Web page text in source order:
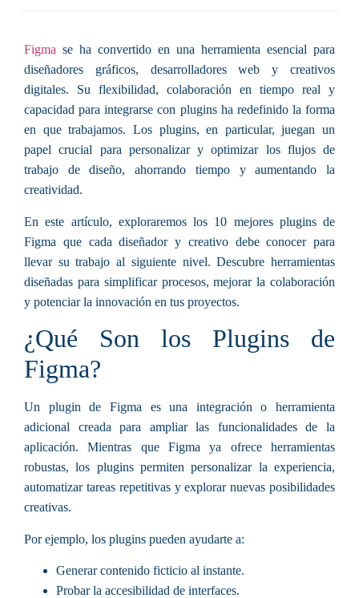
Figma se ha convertido en una herramienta esencial para
diseñadores gráficos, desarrolladores web y creativos
digitales. Su flexibilidad, colaboración en tiempo real y
capacidad para integrarse con plugins ha redefinido la forma
en que trabajamos. Los plugins, en particular, juegan un
papel crucial para personalizar y optimizar los flujos de
trabajo de diseño, ahorrando tiempo y aumentando la
creatividad.
En este artículo, exploraremos los 10 mejores plugins de
Figma que cada diseñador y creativo debe conocer para
llevar su trabajo al siguiente nivel. Descubre herramientas
diseñadas para simplificar procesos, mejorar la colaboración
y potenciar la innovación en tus proyectos.
¿Qué Son los Plugins de
Figma?
Un plugin de Figma es una integración o herramienta
adicional creada para ampliar las funcionalidades de la
aplicación. Mientras que Figma ya ofrece herramientas
robustas, los plugins permiten personalizar la experiencia,
automatizar tareas repetitivas y explorar nuevas posibilidades
creativas.
Por ejemplo, los plugins pueden ayudarte a:
Generar contenido ficticio al instante.
Probar la accesibilidad de interfaces.